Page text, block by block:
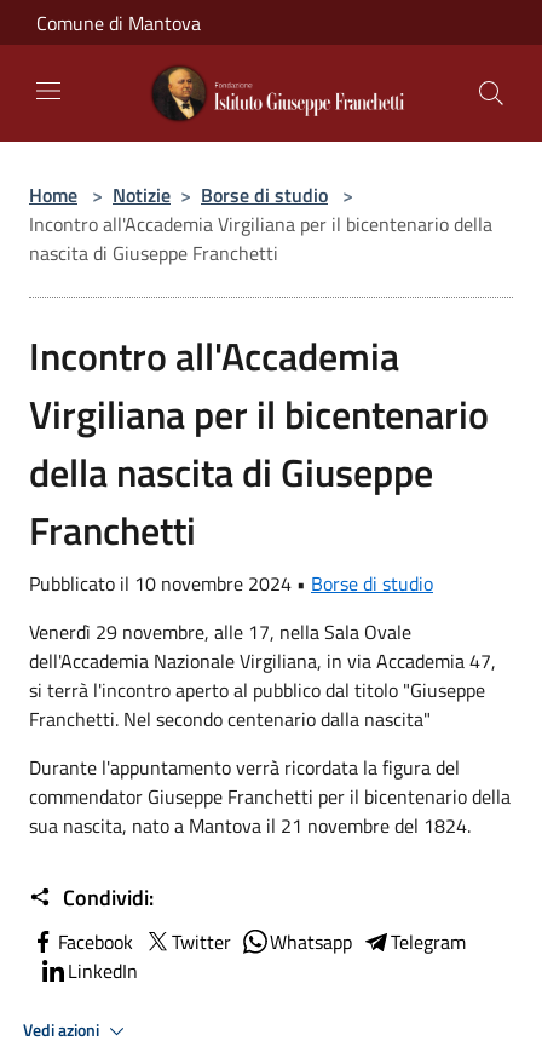
Salta al contenuto principale
Comune di Mantova
Home > Notizie > Borse di studio >
Incontro all'Accademia Virgiliana per il bicentenario della
nascita di Giuseppe Franchetti
Incontro all'Accademia
Virgiliana per il bicentenario
della nascita di Giuseppe
Franchetti
Pubblicato il 10 novembre 2024 • Borse di studio
Venerdì 29 novembre, alle 17, nella Sala Ovale
dell'Accademia Nazionale Virgiliana, in via Accademia 47,
si terrà l'incontro aperto al pubblico dal titolo "Giuseppe
Franchetti. Nel secondo centenario dalla nascita"
Durante l'appuntamento verrà ricordata la figura del
commendator Giuseppe Franchetti per il bicentenario della
sua nascita, nato a Mantova il 21 novembre del 1824.
Condividi:
Facebook Twitter Whatsapp
Telegram
LinkedIn
Vedi azioni